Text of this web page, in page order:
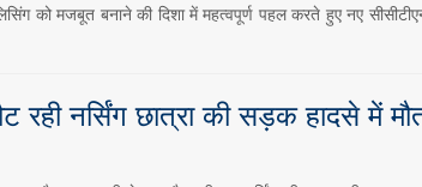
को मजबूत बनाने की दिशा में महत्वपूर्ण पहल करते हुए नए
नर्सिंग छात्रा की सड़क हादसे में